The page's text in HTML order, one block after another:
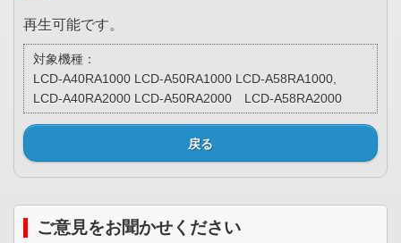
再生可能です。
対象機種：
LCD-A40RA1000 LCD-A50RA1000 LCD-A58RA1000,
LCD-A40RA2000 LCD-A50RA2000 LCD-A58RA2000
戻る
ご意見をお聞かせください